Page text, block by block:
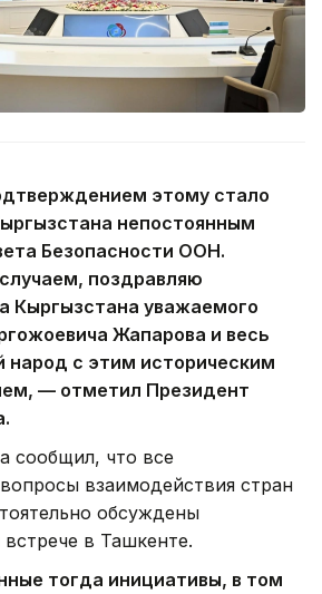
этому стало
непостоянным
Безопасности ООН.
поздравляю
Кыргызстана уважаемого
Жапарова и весь
народ с этим историческим
— отметил Президент
сообщил, что все
взаимодействия стран
обсуждены
в Ташкенте.
тогда инициативы, в том